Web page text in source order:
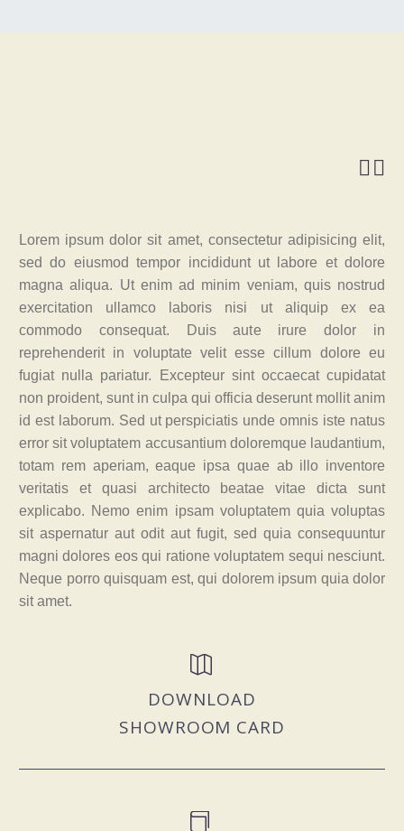

Lorem ipsum dolor sit amet, consectetur adipisicing elit,
sed do eiusmod tempor incididunt ut labore et dolore
magna aliqua. Ut enim ad minim veniam, quis nostrud
exercitation ullamco laboris nisi ut aliquip ex ea
commodo consequat. Duis aute irure dolor in
reprehenderit in voluptate velit esse cillum dolore eu
fugiat nulla pariatur. Excepteur sint occaecat cupidatat
non proident, sunt in culpa qui officia deserunt mollit anim
id est laborum. Sed ut perspiciatis unde omnis iste natus
error sit voluptatem accusantium doloremque laudantium,
totam rem aperiam, eaque ipsa quae ab illo inventore
veritatis et quasi architecto beatae vitae dicta sunt
explicabo. Nemo enim ipsam voluptatem quia voluptas
sit aspernatur aut odit aut fugit, sed quia consequuntur
magni dolores eos qui ratione voluptatem sequi nesciunt.
Neque porro quisquam est, qui dolorem ipsum quia dolor
sit amet.


DOWNLOAD
SHOWROOM CARD

